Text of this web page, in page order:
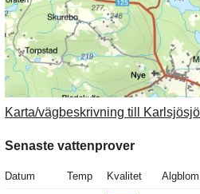
Karta/vägbeskrivning till
Senaste vattenprover
Datum Temp Kvalitet